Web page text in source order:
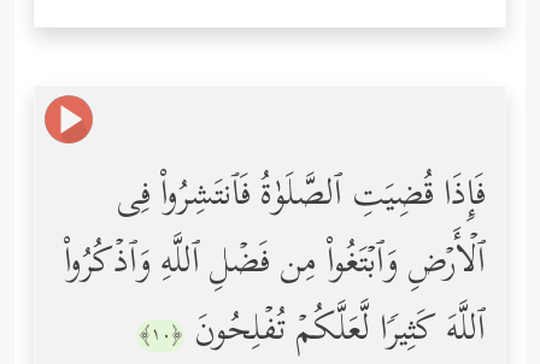
فَإِذَا قُضِیَتِ ٱلصَّلَوٰةُ فَٱنتَشِرُواْ فِی
ٱلۡأَرۡضِ وَٱبۡتَغُواْ مِن فَضۡلِ ٱللَّهِ وَٱذۡكُرُواْ
ٱللَّهَ كَثِیرࣰا لَّعَلَّكُمۡ تُفۡلِحُونَ ﴿١٠﴾